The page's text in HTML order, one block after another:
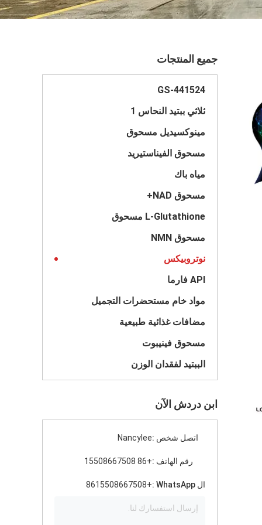
جميع المنتجات
GS-441524
ثلاثي ببتيد النحاس 1
مينوكسيديل مسحوق
مسحوق الفيناستيريد
مياه باك
مسحوق NAD+
L-Glutathione مسحوق
مسحوق NMN
نوتروبيكس
API فارما
مواد خام مستحضرات التجميل
مضافات غذائية طبيعية
مسحوق فينيبوت
الببتيد لفقدان الوزن
ابن دردش الآن
اتصل شخص :Nancylee
رقم الهاتف :+86 15508667508
ال WhatsApp : +8615508667508